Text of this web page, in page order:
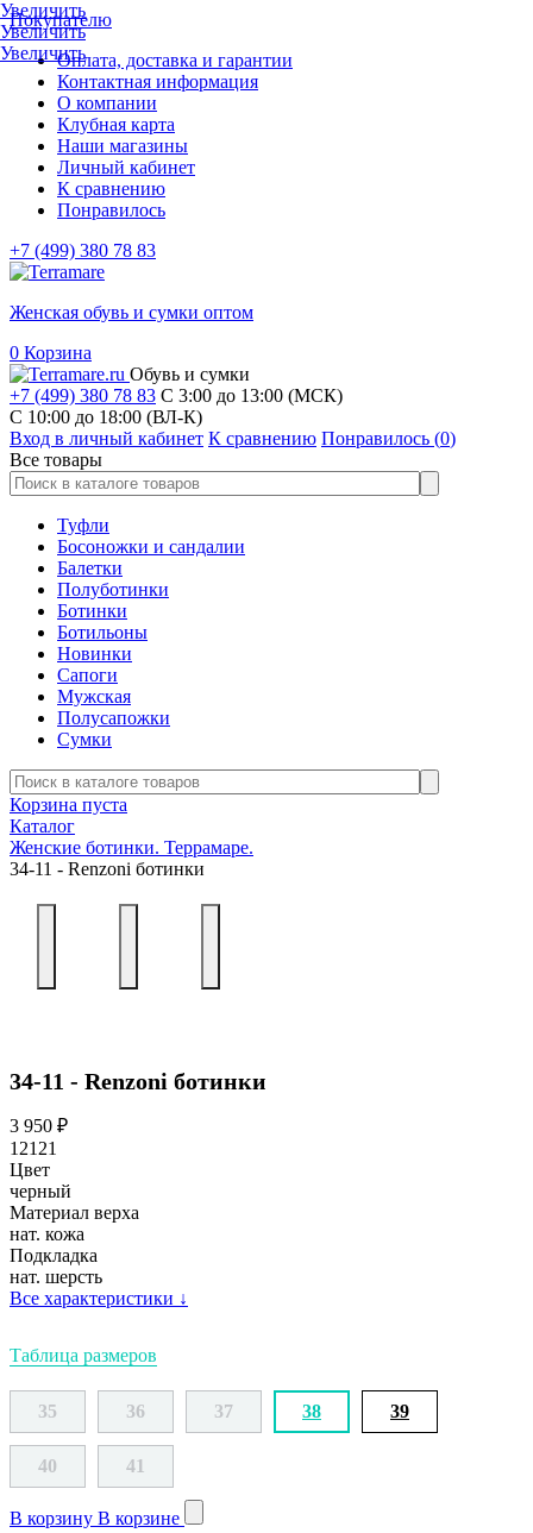
Покупателю
Оплата, доставка и гарантии
Контактная информация
О компании
Клубная карта
Наши магазины
Личный кабинет
К сравнению
Понравилось
+7 (499) 380 78 83
Женская обувь и сумки оптом
0 Корзина
Обувь и сумки
+7 (499) 380 78 83 С 3:00 до 13:00 (МСК)
C 10:00 до 18:00 (ВЛ-К)
Вход в личный кабинет К сравнению Понравилось (0)
Все товары
Туфли
Босоножки и сандалии
Балетки
Полуботинки
Ботинки
Ботильоны
Новинки
Сапоги
Мужская
Полусапожки
Сумки
Корзина пуста
Каталог
Женские ботинки. Террамаре.
34-11 - Renzoni ботинки
Увеличить
Увеличить
Увеличить
34-11 - Renzoni ботинки
3 950 ₽
12121
Цвет
черный
Материал верха
нат. кожа
Подкладка
нат. шерсть
Все характеристики ↓
Таблица размеров
35 36 37 38 39
40 41
В корзину В корзине